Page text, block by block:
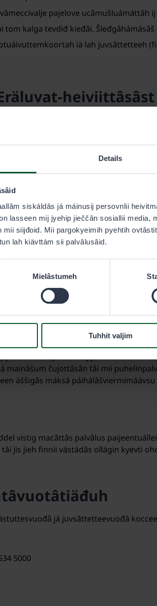
Details
siskáldâs já máinusij persovnlii
lasseen mij jyehip jieččân sosiallii media,
siijđoid. Mii pargokyeimih pyehtih
lah kiävttám sii palvâlusâid.
Mielâstumeh
Tuhhit valjim
pajelove
kalga tevdiđ kieđâi. Šleđgâhámásâš
iä lah juvsâttetteeh
heiviittâsâst
suujâi keežild: Laavâ digitallij
jyehi saajeest tuárvi styeres. (WCAG
rähtim
vuáđuduvá ulguubiälásii
puáhtá adeliđ
Meccihaldâttâs Eräpalvelut.
kevttiđ palvâlus ij-juvsâttettee
čujottâsân tâi mii
äššigâs máksá
vistig macâttâs palvâlus
jis jieh finnii vástádâs ollágin kyevti
já juvsâttetteevuođâ
5000